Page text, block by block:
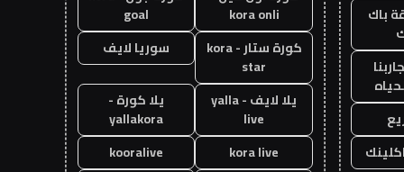
باك
kora onli
goal
كورة ستار - kora
star
سوريا لايف
يلا لايف - yalla
live
يلا كورة -
yallakora
kora live
kooralive